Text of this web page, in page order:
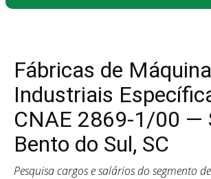
Fábricas de
Industriais
CNAE 2869-1/00 —
Bento do Sul, SC
Pesquisa cargos e salários do segmento de